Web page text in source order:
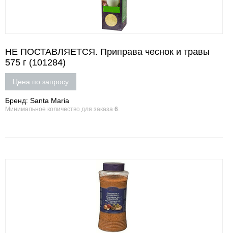
НЕ ПОСТАВЛЯЕТСЯ. Приправа чеснок и травы
575 г (101284)
Цена по запросу
Бренд: Santa Maria
Минимальное количество для заказа 6.